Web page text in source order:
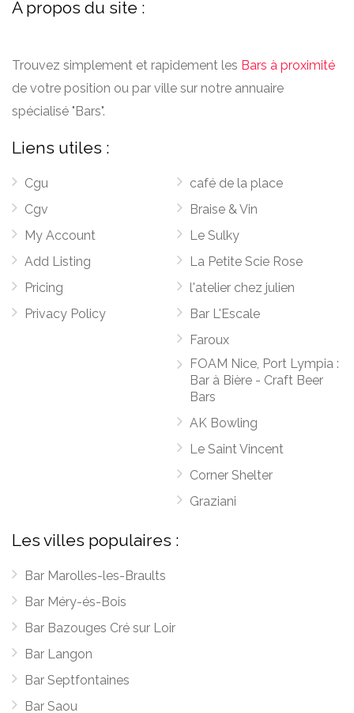
A propos du site :
Trouvez simplement et rapidement les Bars à proximité
de votre position ou par ville sur notre annuaire
spécialisé "Bars".
Liens utiles :
Cgu
Cgv
My Account
Add Listing
Pricing
Privacy Policy
café de la place
Braise & Vin
Le Sulky
La Petite Scie Rose
l'atelier chez julien
Bar L'Escale
Faroux
FOAM Nice, Port Lympia :
Bar à Bière - Craft Beer
Bars
AK Bowling
Le Saint Vincent
Corner Shelter
Graziani
Les villes populaires :
Bar Marolles-les-Braults
Bar Méry-és-Bois
Bar Bazouges Cré sur Loir
Bar Langon
Bar Septfontaines
Bar Saou